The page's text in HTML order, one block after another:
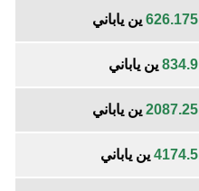
626.175 ين ياباني
834.9 ين ياباني
2087.25 ين ياباني
4174.5 ين ياباني